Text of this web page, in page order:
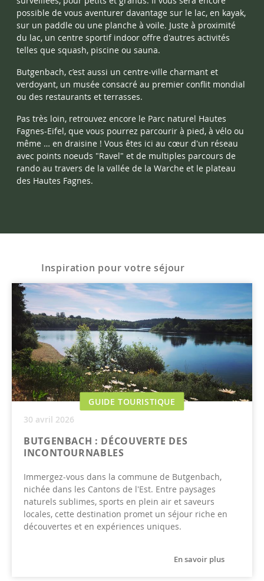
possible de vous aventurer davantage sur le lac, en kayak,
sur un paddle ou une planche à voile. Juste à proximité
du lac, un centre sportif indoor offre d'autres activités
telles que squash, piscine ou sauna.
Butgenbach, c’est aussi un centre-ville charmant et
verdoyant, un musée consacré au premier conflit mondial
ou des restaurants et terrasses.
Pas très loin, retrouvez encore le Parc naturel Hautes
Fagnes-Eifel, que vous pourrez parcourir à pied, à vélo ou
même … en draisine ! Vous êtes ici au cœur d'un réseau
avec points noeuds "Ravel" et de multiples parcours de
rando au travers de la vallée de la Warche et le plateau
des Hautes Fagnes.
Inspiration pour votre séjour
GUIDE TOURISTIQUE
30 avril 2026
BUTGENBACH : DÉCOUVERTE DES
INCONTOURNABLES
Immergez-vous dans la commune de Butgenbach,
nichée dans les Cantons de l'Est. Entre paysages
naturels sublimes, sports en plein air et saveurs
locales, cette destination promet un séjour riche en
découvertes et en expériences uniques.
En savoir plus